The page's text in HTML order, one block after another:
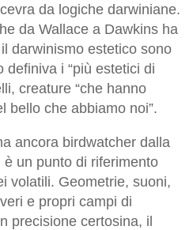
da logiche darwiniane.
da Wallace a Dawkins ha
darwinismo estetico sono
i “più estetici di
creature “che hanno
bello che abbiamo noi”.
ancora birdwatcher dalla
un punto di riferimento
volatili. Geometrie, suoni,
e propri campi di
precisione certosina, il